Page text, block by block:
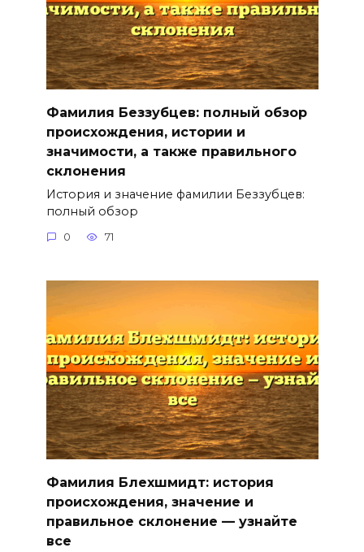
Фамилия Беззубцев: полный обзор
происхождения, истории и
значимости, а также правильного
склонения
История и значение фамилии Беззубцев:
полный обзор
0 71
Фамилия Блехшмидт: история
происхождения, значение и
правильное склонение — узнайте
все